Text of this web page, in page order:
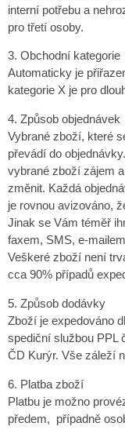
interní potřebu a
pro třetí osoby.
3. Obchodní kategorie
Automaticky je
kategorie X je pro
4. Způsob objednávek
Vybrané zboží, které
převádí do
vybrané zboží zájem
změnit. Každá
je rovnou avizováno,
Jinak se Vám téměř
faxem, SMS, e-
Veškeré zboží není
cca 90% případů
5. Způsob dodávky
Zboží je expedováno
spediční službou PPL
ČD Kurýr. Vše záleží
6. Platba zboží
Platbu je možno
předem, případně